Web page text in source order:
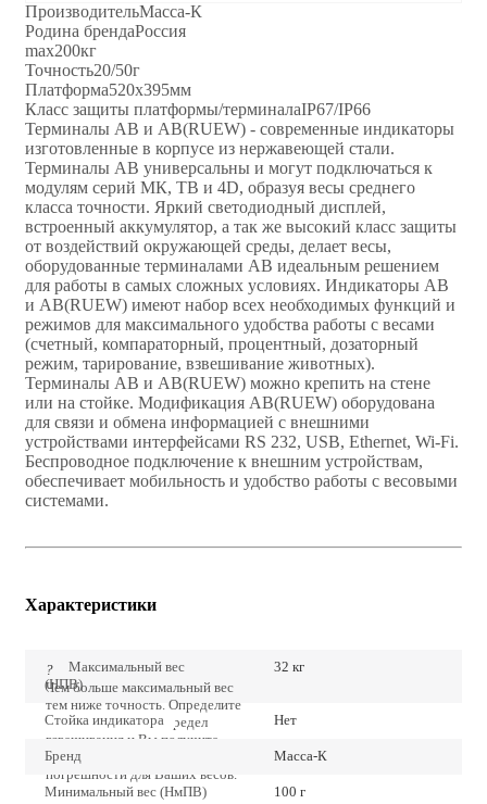
ПроизводительМасса-К
Родина брендаРоссия
max200кг
Точность20/50г
Платформа520x395мм
Класс защиты платформы/терминалаIP67/IP66
Терминалы АВ и AB(RUEW) - современные индикаторы
изготовленные в корпусе из нержавеющей стали.
Терминалы АВ универсальны и могут подключаться к
модулям серий МК, ТВ и 4D, образуя весы среднего
класса точности. Яркий светодиодный дисплей,
встроенный аккумулятор, а так же высокий класс защиты
от воздействий окружающей среды, делает весы,
оборудованные терминалами АВ идеальным решением
для работы в самых сложных условиях. Индикаторы АВ
и AB(RUEW) имеют набор всех необходимых функций и
режимов для максимального удобства работы с весами
(счетный, компараторный, процентный, дозаторный
режим, тарирование, взвешивание животных).
Терминалы АВ и AB(RUEW) можно крепить на стене
или на стойке. Модификация AВ(RUEW) оборудована
для связи и обмена информацией с внешними
устройствами интерфейсами RS 232, USB, Ethernet, Wi-Fi.
Беспроводное подключение к внешним устройствам,
обеспечивает мобильность и удобство работы с весовыми
системами.
Характеристики
?
Чем больше максимальный вес
тем ниже точность. Определите
точно наибольший предел
взвешивания и Вы получите
наиболее низкие значения
погрешности для Ваших весов.
Максимальный вес
(НПВ)
32 кг
Стойка индикатора Нет
Бренд Масса-К
Минимальный вес (НмПВ) 100 г